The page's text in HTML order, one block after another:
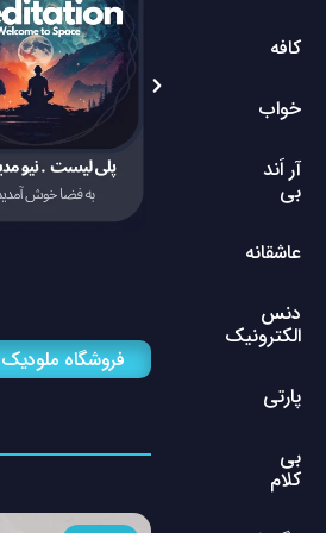
کافه
خواب
آر اَند
بی
عاشقانه
دنس
الکترونیک
پارتی
بی
کلام
فروشگاه ملودیک